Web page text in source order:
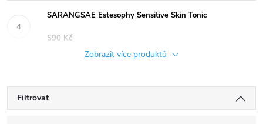
SARANGSAE Estesophy Sensitive Skin Tonic
590 Kč
Zobrazit více produktů
Filtrovat